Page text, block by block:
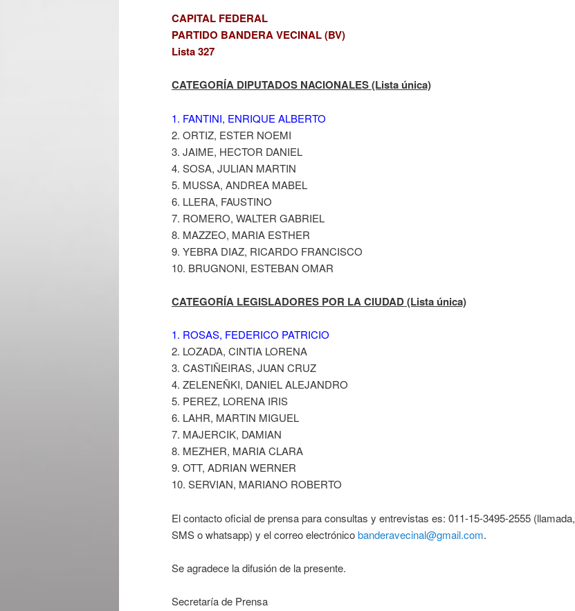
CAPITAL FEDERAL
PARTIDO BANDERA VECINAL (BV)
Lista 327
CATEGORÍA DIPUTADOS NACIONALES (Lista única)
1. FANTINI, ENRIQUE ALBERTO
2. ORTIZ, ESTER NOEMI
3. JAIME, HECTOR DANIEL
4. SOSA, JULIAN MARTIN
5. MUSSA, ANDREA MABEL
6. LLERA, FAUSTINO
7. ROMERO, WALTER GABRIEL
8. MAZZEO, MARIA ESTHER
9. YEBRA DIAZ, RICARDO FRANCISCO
10. BRUGNONI, ESTEBAN OMAR
CATEGORÍA LEGISLADORES POR LA CIUDAD (Lista única)
1. ROSAS, FEDERICO PATRICIO
2. LOZADA, CINTIA LORENA
3. CASTIÑEIRAS, JUAN CRUZ
4. ZELENEÑKI, DANIEL ALEJANDRO
5. PEREZ, LORENA IRIS
6. LAHR, MARTIN MIGUEL
7. MAJERCIK, DAMIAN
8. MEZHER, MARIA CLARA
9. OTT, ADRIAN WERNER
10. SERVIAN, MARIANO ROBERTO
El contacto oficial de prensa para consultas y entrevistas es: 011-15-3495-2555 (llamada,
SMS o whatsapp) y el correo electrónicobanderavecinal@gmail.com.
Se agradece la difusión de la presente.
Secretaría de Prensa